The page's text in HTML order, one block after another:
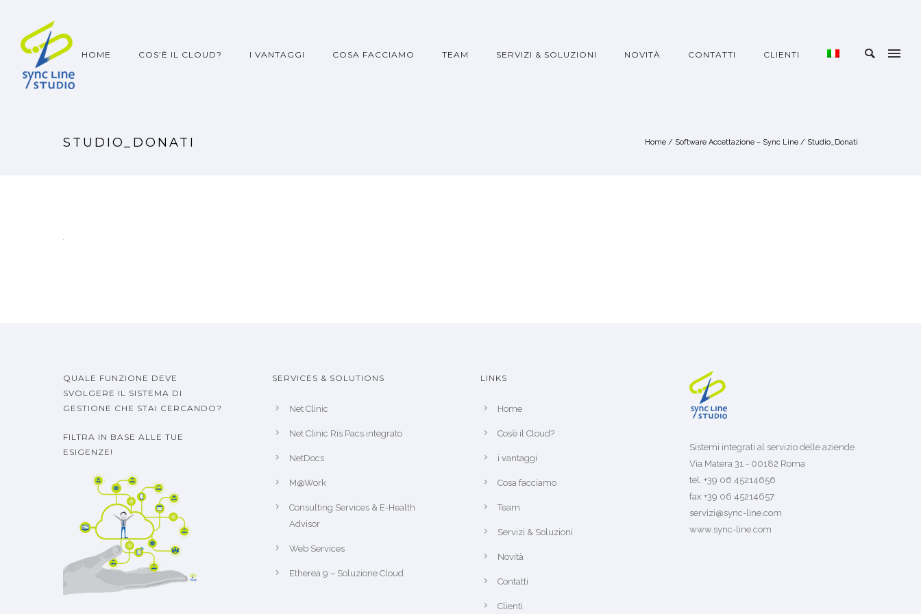
HOME COS’È IL CLOUD? I VANTAGGI COSA FACCIAMO TEAM SERVIZI & SOLUZIONI NOVITÀ CONTATTI CLIENTI
STUDIO_DONATI Home / Software Accettazione – Sync Line / Studio_Donati
QUALE FUNZIONE DEVE
SVOLGERE IL SISTEMA DI
GESTIONE CHE STAI CERCANDO?
FILTRA IN BASE ALLE TUE
ESIGENZE!
SERVICES & SOLUTIONS
Net Clinic
Net Clinic Ris Pacs integrato
NetDocs
M@Work
Consulting Services & E-Health
Advisor
Web Services
Etherea 9 – Soluzione Cloud
LINKS
Home
Cos’è il Cloud?
i vantaggi
Cosa facciamo
Team
Servizi & Soluzioni
Novità
Contatti
Clienti
Sistemi integrati al servizio delle aziende
Via Matera 31 - 00182 Roma
tel. +39 06 45214656
fax +39 06 45214657
servizi@sync-line.com
www.sync-line.com